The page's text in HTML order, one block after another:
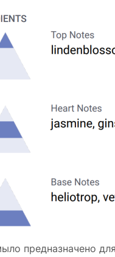
предназначено